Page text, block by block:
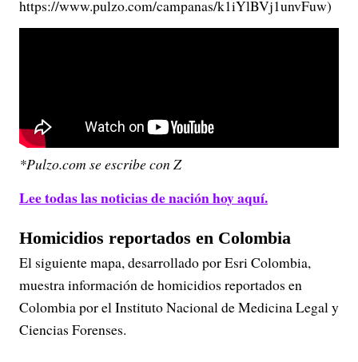
https://www.pulzo.com/campanas/k1iYlBVj1unvFuw)
*Pulzo.com se escribe con Z
Lee todas las noticias de nación hoy aquí.
Homicidios reportados en Colombia
El siguiente mapa, desarrollado por Esri Colombia,
muestra información de homicidios reportados en
Colombia por el Instituto Nacional de Medicina Legal y
Ciencias Forenses.